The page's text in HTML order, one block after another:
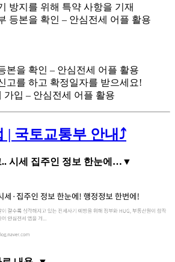
방지를 위해 특약 사항을 기재
등본을 확인 – 안심전세 어플 활용
본을 확인 – 안심전세 어플 활용
고를 하고 확정일자를 받으세요!
가입 – 안심전세 어플 활용
| 국토교통부 안내⤴️
.. 시세 집주인 정보 한눈에…▼